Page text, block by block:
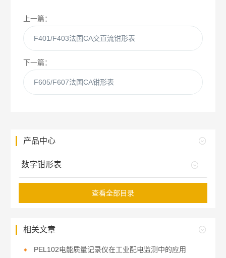
上一篇：
F401/F403法国CA交直流钳形表
下一篇：
F605/F607法国CA钳形表
产品中心
数字钳形表
查看全部目录
相关文章
PEL102电能质量记录仪在工业配电监测中的应用